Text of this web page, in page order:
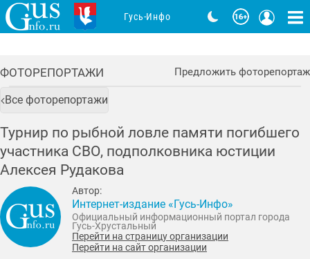
ФОТОРЕПОРТАЖИ Предложить фоторепортаж
Все фоторепортажи
Турнир по рыбной ловле памяти погибшего
участника СВО, подполковника юстиции
Алексея Рудакова
Автор:
Интернет-издание «Гусь-Инфо»
Официальный информационный портал города
Гусь-Хрустальный
Перейти на страницу организации
Перейти на сайт организации
Гусь-Инфо